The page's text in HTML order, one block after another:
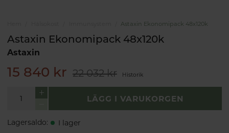
Astaxin Ekonomipack 48x120k
Astaxin Ekonomipack 48x120k
Astaxin
15 840 kr 22 032 kr Historik
LÄGG I VARUKORGEN
Lagersaldo: I lager